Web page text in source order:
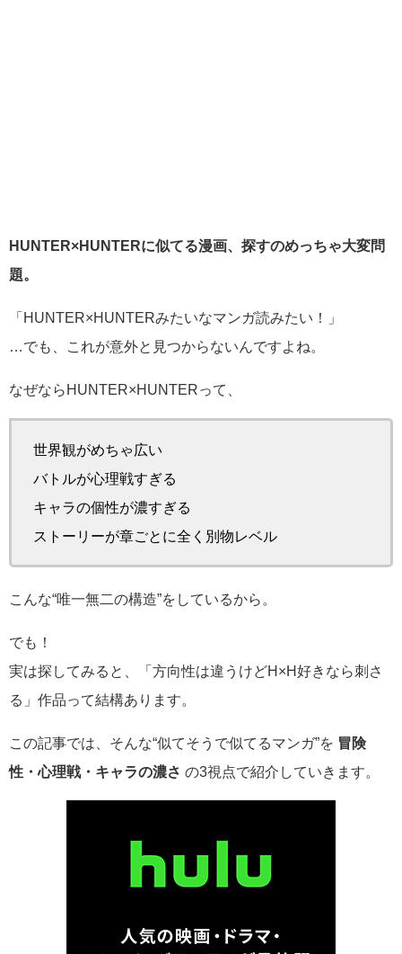
HUNTER×HUNTERに似てる漫画、探すのめっちゃ大変問
題。
「HUNTER×HUNTERみたいなマンガ読みたい！」
…でも、これが意外と見つからないんですよね。
なぜならHUNTER×HUNTERって、
世界観がめちゃ広い
バトルが心理戦すぎる
キャラの個性が濃すぎる
ストーリーが章ごとに全く別物レベル
こんな“唯一無二の構造”をしているから。
でも！
実は探してみると、「方向性は違うけどH×H好きなら刺さ
る」作品って結構あります。
この記事では、そんな“似てそうで似てるマンガ”を 冒険
性・心理戦・キャラの濃さ の3視点で紹介していきます。